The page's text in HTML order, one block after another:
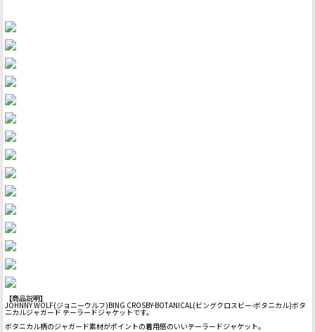
【商品説明】
JOHNNY WOLF(ジョニーウルフ)BING CROSBY-BOTANICAL(ビングクロスビー-ボタニカル)ボタ
ニカルジャガード テーラードジャケットです。
ボタニカル柄のジャガード素材がポイントの着用感のいいテーラードジャケット。